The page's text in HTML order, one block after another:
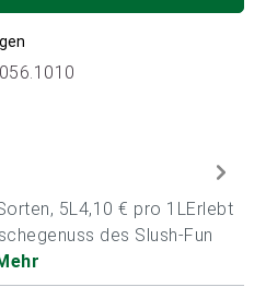
5L4,10 € pro 1LErlebt
des Slush-Fun